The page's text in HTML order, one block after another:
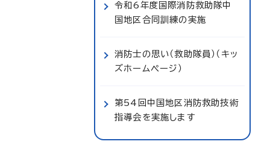
令和6年度国際消防救助隊中
国地区合同訓練の実施
消防士の思い（救助隊員）（キッ
ズホームページ）
第54回中国地区消防救助技術
指導会を実施します